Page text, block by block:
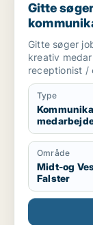
Gitte
/
Gitte søger
kreativ
receptionist /
Type
Område
Midt-og
Falster